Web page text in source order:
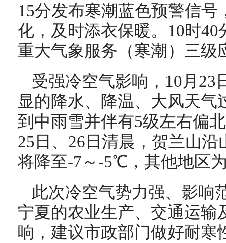
15分发布寒潮蓝色预警信
化，及时添衣保暖。10时
重大气象服务（寒潮）三级
受强冷空气影响，10月23
显的降水、降温、大风天
到中雨雪并伴有5级左右偏
25日、26日清晨，贺兰山
将降至-7～-5℃，其他地区
此次冷空气势力强、影响
宁夏的农业生产、交通运输
响，建议市政部门做好耐寒